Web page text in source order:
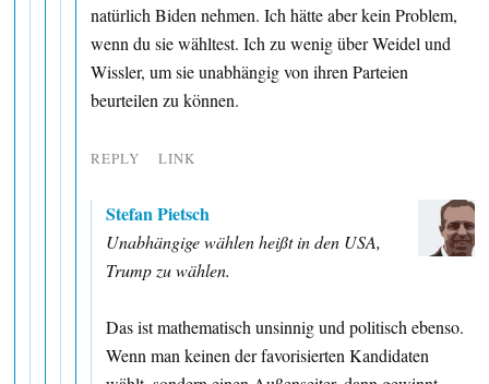
natürlich Biden nehmen. Ich hätte aber kein Problem,
wenn du sie wähltest. Ich zu wenig über Weidel und
Wissler, um sie unabhängig von ihren Parteien
beurteilen zu können.
REPLY LINK
Stefan Pietsch
Unabhängige wählen heißt in den USA,
Trump zu wählen.
Das ist mathematisch unsinnig und politisch ebenso.
Wenn man keinen der favorisierten Kandidaten